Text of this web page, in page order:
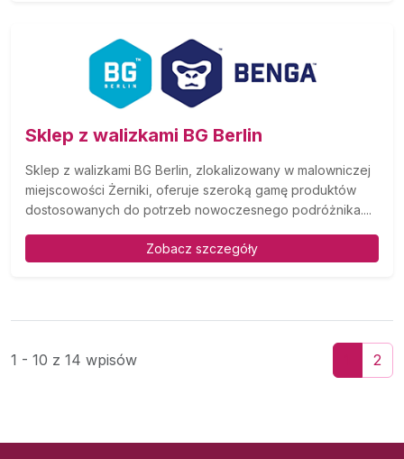
Sklep z walizkami BG Berlin
Sklep z walizkami BG Berlin, zlokalizowany w malowniczej
miejscowości Żerniki, oferuje szeroką gamę produktów
dostosowanych do potrzeb nowoczesnego podróżnika....
Zobacz szczegóły
1 - 10 z 14 wpisów 2